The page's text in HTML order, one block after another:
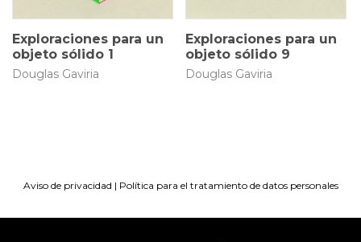
Exploraciones para un
objeto sólido 1
Douglas Gaviria
Exploraciones para un
objeto sólido 9
Douglas Gaviria
Aviso de privacidad | Política para el tratamiento de datos personales